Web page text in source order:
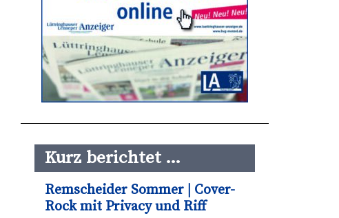
Kurz berichtet …
Remscheider Sommer | Cover-
Rock mit Privacy und Riff